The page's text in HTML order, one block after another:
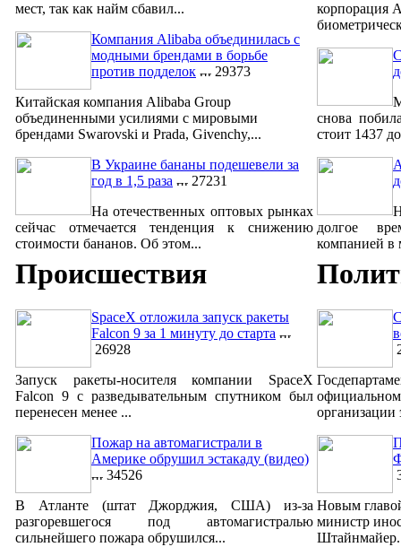
мест, так как найм сбавил...
Компания Alibaba объединилась с
модными брендами в борьбе
против подделок
29373
Китайская компания Alibaba Group
объединенными усилиями с мировыми
брендами Swarovski и Prada, Givenchy,...
В Украине бананы подешевели за
год в 1,5 раза
27231
На отечественных оптовых рынках
сейчас отмечается тенденция к снижению
стоимости бананов. Об этом...
корпорация
снова
стоит 1437
долгое
компанией в
Происшествия
SpaceX отложила запуск ракеты
Falcon 9 за 1 минуту до старта
26928
Запуск ракеты-носителя компании SpaceX
Falcon 9 с разведывательным спутником был
перенесен менее ...
Пожар на автомагистрали в
Америке обрушил эстакаду (видео)
34526
В Атланте (штат Джорджия, США) из-за
разгоревшегося под автомагистралью
сильнейшего пожара обрушился...
организации
Новым
министр